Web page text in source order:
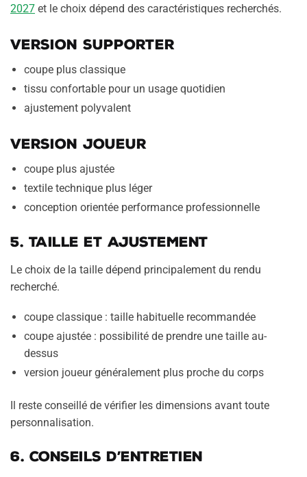
2027 et le choix dépend des caractéristiques recherchés.
Version supporter
coupe plus classique
tissu confortable pour un usage quotidien
ajustement polyvalent
Version joueur
coupe plus ajustée
textile technique plus léger
conception orientée performance professionnelle
5. Taille et ajustement
Le choix de la taille dépend principalement du rendu
recherché.
coupe classique : taille habituelle recommandée
coupe ajustée : possibilité de prendre une taille au-
dessus
version joueur généralement plus proche du corps
Il reste conseillé de vérifier les dimensions avant toute
personnalisation.
6. Conseils d’entretien